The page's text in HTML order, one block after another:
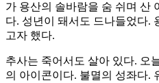
가 용산의 솔바람을 숨 쉬며 산
다. 성년이 돼서도 드나들었다.
고자 했다.
추사는 죽어서도 살아 있다. 오
의 아이콘이다. 불멸의 성좌다.